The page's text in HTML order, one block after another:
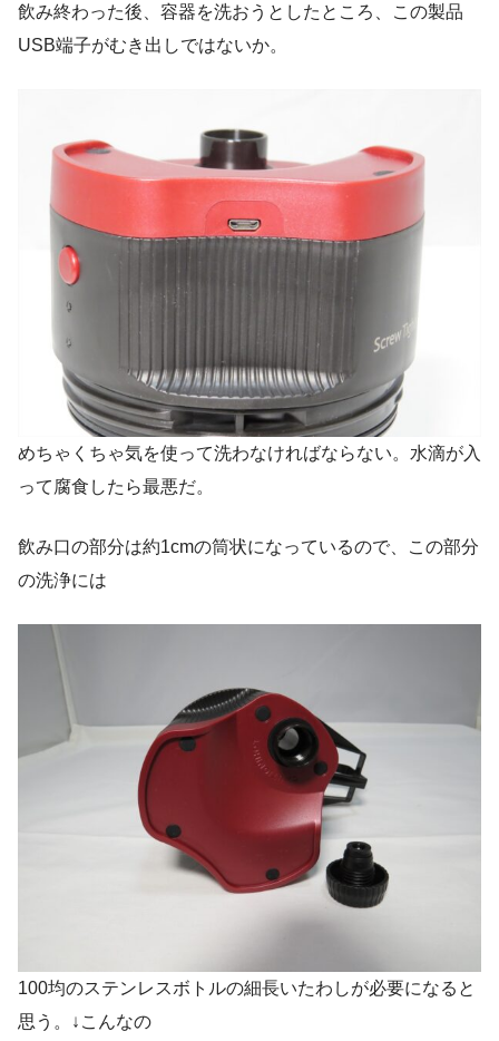
飲み終わった後、容器を洗おうとしたところ、この製品
USB端子がむき出しではないか。
めちゃくちゃ気を使って洗わなければならない。水滴が入
って腐食したら最悪だ。
飲み口の部分は約1cmの筒状になっているので、この部分
の洗浄には
100均のステンレスボトルの細長いたわしが必要になると
思う。↓こんなの